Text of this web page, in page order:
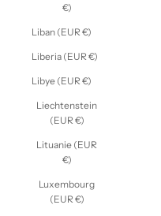
€)
Liban (EUR €)
Liberia (EUR €)
Libye (EUR €)
Liechtenstein
(EUR €)
Lituanie (EUR
€)
Luxembourg
(EUR €)